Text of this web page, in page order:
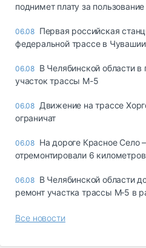
поднимет плату за
06.08 Первая российская
федеральной трассе в Чувашии
06.08 В Челябинской области
участок трассы М-5
06.08 Движение на трассе
ограничат
06.08 На дороге Красное Село
отремонтировали 6 километров
06.08 В Челябинской области
ремонт участка трассы М‑5 в
Все новости